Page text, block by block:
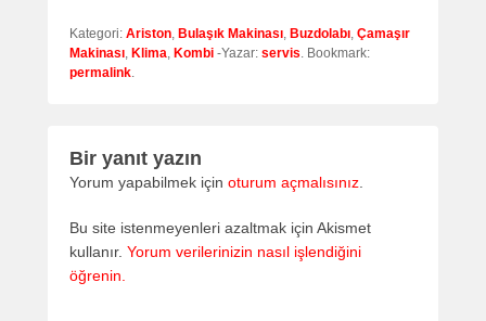
Kategori: Ariston Bulaşık Makinası Buzdolabı Çamaşır
Makinası Klima Kombi -Yazar: servis . Bookmark:
permalink
Bir yanıt yazın
Yorum yapabilmek için oturum açmalısınız
Bu site istenmeyenleri azaltmak için Akismet
kullanır. Yorum verilerinizin nasıl işlendiğini
öğrenin.